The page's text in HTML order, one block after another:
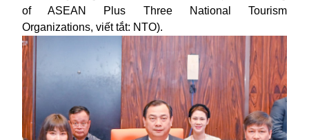
of ASEAN Plus Three National Tourism
Organizations, viết tắt: NTO).